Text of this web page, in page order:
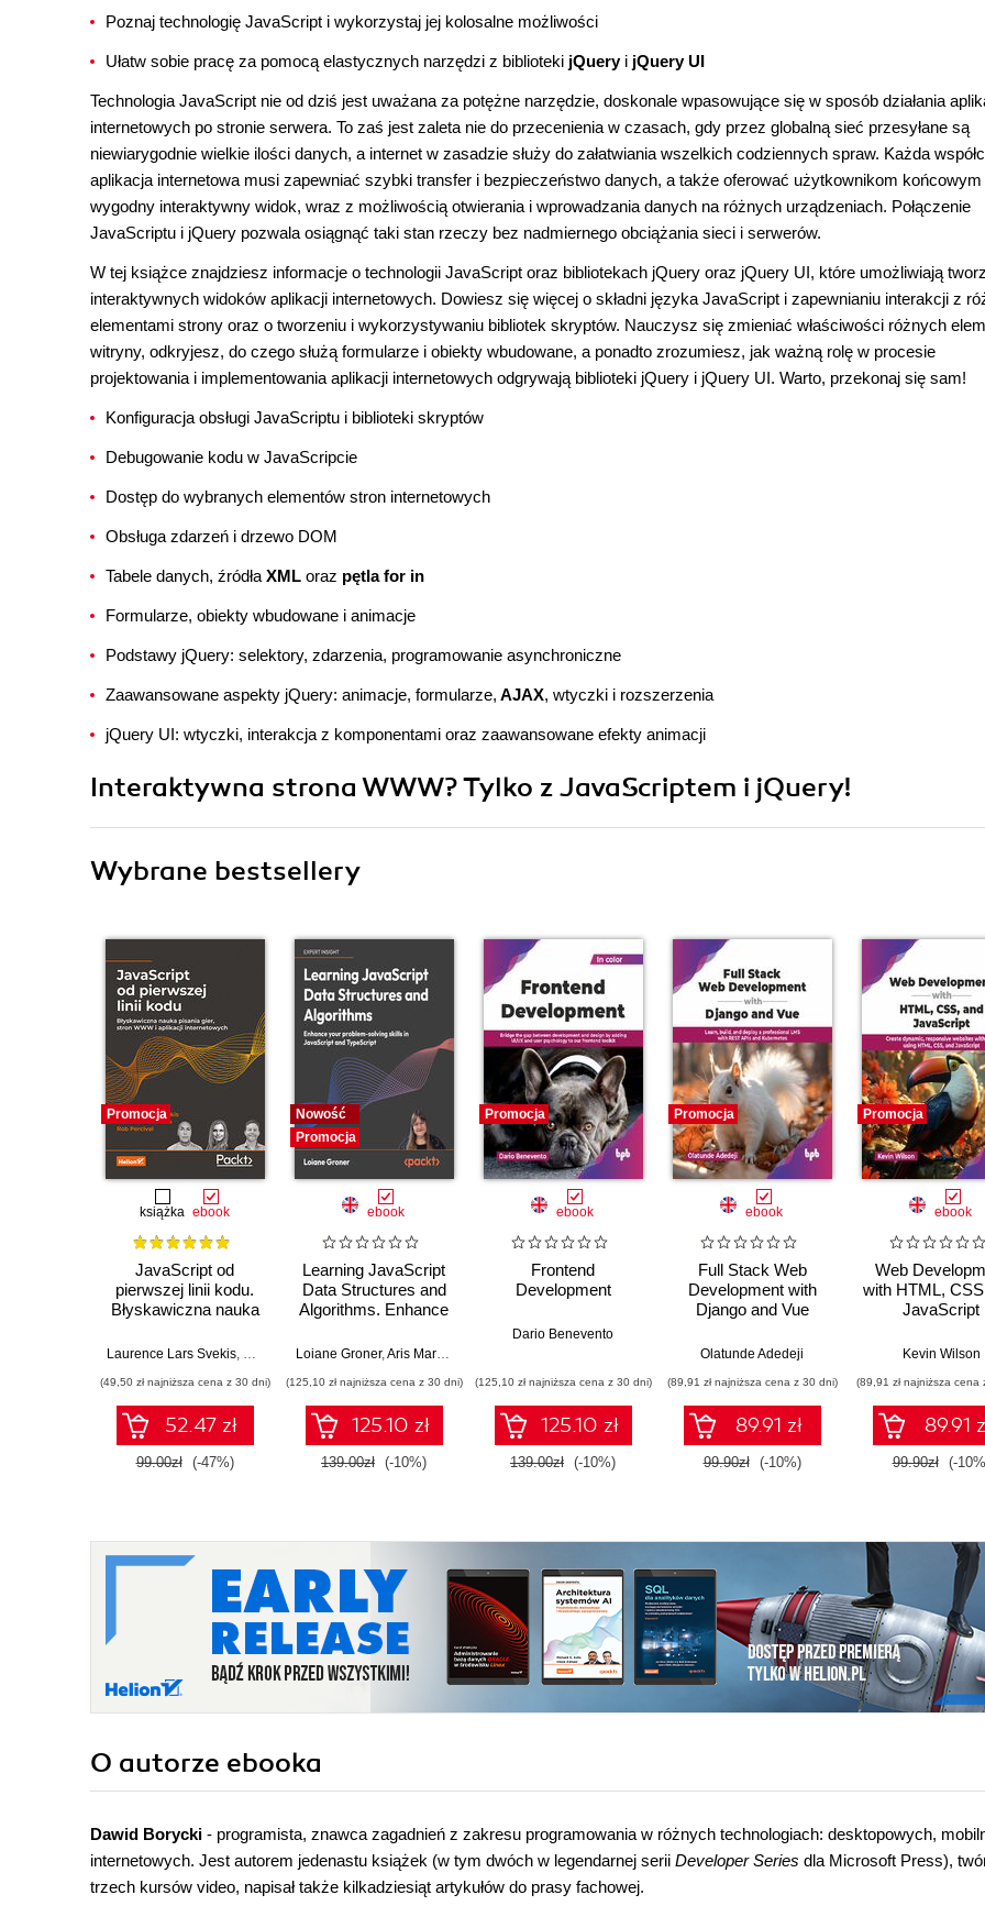
Poznaj technologię JavaScript i wykorzystaj jej kolosalne możliwości
Ułatw sobie pracę za pomocą elastycznych narzędzi z biblioteki jQueryi jQuery UI
Technologia JavaScript nie od dziś jest uważana za potężne narzędzie, doskonale wpasowujące się w sposób działania
internetowych po stronie serwera. To zaś jest zaleta nie do przecenienia w czasach, gdy przez globalną sieć przesyłane są
niewiarygodnie wielkie ilości danych, a internet w zasadzie służy do załatwiania wszelkich codziennych spraw. Każda
aplikacja internetowa musi zapewniać szybki transfer i bezpieczeństwo danych, a także oferować użytkownikom końcowym
wygodny interaktywny widok, wraz z możliwością otwierania i wprowadzania danych na różnych urządzeniach. Połączenie
JavaScriptu i jQuery pozwala osiągnąć taki stan rzeczy bez nadmiernego obciążania sieci i serwerów.
W tej książce znajdziesz informacje o technologii JavaScript oraz bibliotekach jQuery oraz jQuery UI, które umożliwiają
interaktywnych widoków aplikacji internetowych. Dowiesz się więcej o składni języka JavaScript i zapewnianiu interakcji z
elementami strony oraz o tworzeniu i wykorzystywaniu bibliotek skryptów. Nauczysz się zmieniać właściwości różnych
witryny, odkryjesz, do czego służą formularze i obiekty wbudowane, a ponadto zrozumiesz, jak ważną rolę w procesie
projektowania i implementowania aplikacji internetowych odgrywają biblioteki jQuery i jQuery UI. Warto, przekonaj się sam!
Konfiguracja obsługi JavaScriptu i biblioteki skryptów
Debugowanie kodu w JavaScripcie
Dostęp do wybranych elementów stron internetowych
Obsługa zdarzeń i drzewo DOM
Tabele danych, źródła XML oraz pętla for in
Formularze, obiekty wbudowane i animacje
Podstawy jQuery: selektory, zdarzenia, programowanie asynchroniczne
Zaawansowane aspekty jQuery: animacje, formularze, AJAX, wtyczki i rozszerzenia
jQuery UI: wtyczki, interakcja z komponentami oraz zaawansowane efekty animacji
Interaktywna strona WWW? Tylko z JavaScriptem i jQuery!
Wybrane bestsellery
Promocja
książka ebook
JavaScript od
pierwszej linii kodu.
Błyskawiczna nauka
WWW i aplikacji
Laurence Lars Svekis, Maaike van Putten,Rob Percival
(49,50 zł najniższa cena z 30 dni)
52.47 zł
99.00zł (-47%)
Nowość
Promocja
ebook
Learning JavaScript
Data Structures and
Algorithms. Enhance
skills in JavaScript
Fourth Edition
Loiane Groner,Aris Markogiannakis
(125,10 zł najniższa cena z 30 dni)
125.10 zł
139.00zł (-10%)
Promocja
ebook
Frontend
Development
Dario Benevento
(125,10 zł najniższa cena z 30 dni)
125.10 zł
139.00zł (-10%)
Promocja
ebook
Full Stack Web
Development with
Django and Vue
Olatunde Adedeji
(89,91 zł najniższa cena z 30 dni)
89.91 zł
99.90zł (-10%)
Promocja
ebook
Web
with HTML,
JavaScript
Kevin Wilson
(89,91 zł najniższa cena
89.91
99.90zł (-
O autorze ebooka
Dawid Borycki - programista, znawca zagadnień z zakresu programowania w różnych technologiach: desktopowych,
internetowych. Jest autorem jedenastu książek (w tym dwóch w legendarnej serii Developer Series dla Microsoft Press),
trzech kursów video, napisał także kilkadziesiąt artykułów do prasy fachowej.